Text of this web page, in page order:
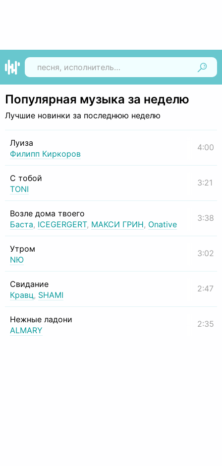
Популярная музыка за неделю
Лучшие новинки за последнюю неделю
Луиза
Филипп Киркоров
4:00
С тобой
TONI
3:21
Возле дома твоего
Баста, ICEGERGERT, МАКСИ ГРИН, Onative
3:38
Утром
NЮ
3:02
Свидание
Кравц, SHAMI
2:47
Нежные ладони
ALMARY
2:35